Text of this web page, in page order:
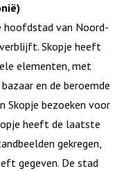
hoofdstad van Noord-
Skopje heeft
elementen, met
en de beroemde
Skopje bezoeken voor
heeft de laatste
gekregen,
gegeven. De stad